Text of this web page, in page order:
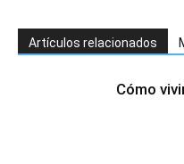
Artículos relacionados
Cómo